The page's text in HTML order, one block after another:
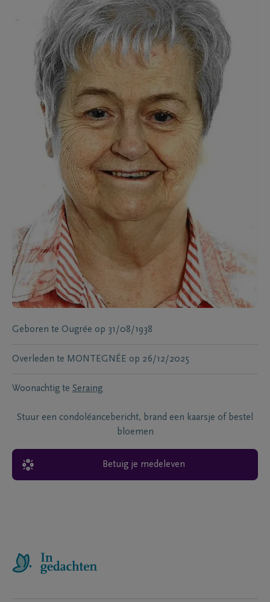
Geboren te Ougrée op 31/08/1938
Overleden te MONTEGNÉE op 26/12/2025
Woonachtig te Seraing
Stuur een condoléancebericht, brand een kaarsje of bestel
bloemen
Betuig je medeleven